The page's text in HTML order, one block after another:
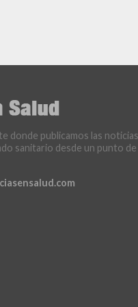
donde publicamos las noticias
sanitario desde un punto de